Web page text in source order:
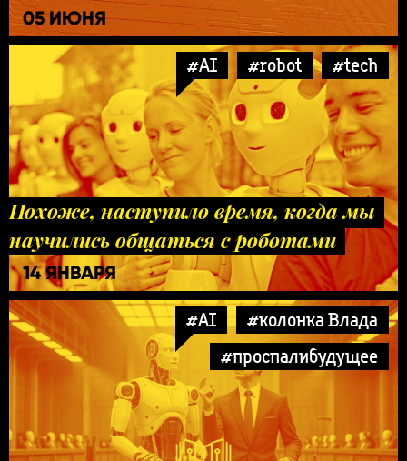
05 ИЮНЯ
#AI #robot #tech
Похоже, наступило время, когда мы
научились общаться с роботами
14 ЯНВАРЯ
#AI
#колонка Влада
#проспалибудущее